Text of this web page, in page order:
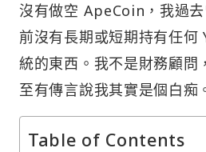
沒有做空 ApeCoin，我過去
前沒有長期或短期持有任
統的東西。我不是財務顧問
至有傳言說我其實是個白痴
Table of Contents